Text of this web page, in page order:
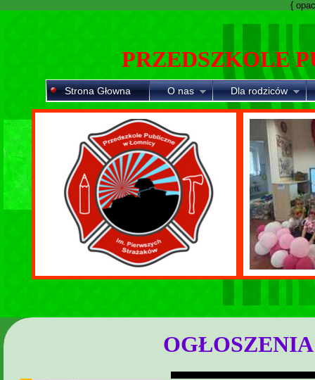
{
PRZEDSZKOLE
Strona Głowna O nas Dla rodziców